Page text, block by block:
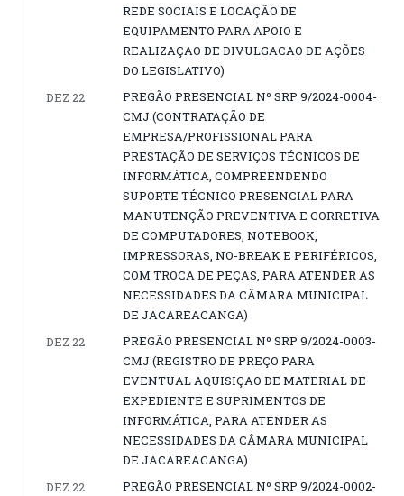
REDE SOCIAIS E LOCAÇÃO DE
EQUIPAMENTO PARA APOIO E
REALIZAÇAO DE DIVULGACAO DE AÇÕES
DO LEGISLATIVO)
DEZ 22
PREGÃO PRESENCIAL Nº SRP 9/2024-0004-
CMJ (CONTRATAÇÃO DE
EMPRESA/PROFISSIONAL PARA
PRESTAÇÃO DE SERVIÇOS TÉCNICOS DE
INFORMÁTICA, COMPREENDENDO
SUPORTE TÉCNICO PRESENCIAL PARA
MANUTENÇÃO PREVENTIVA E CORRETIVA
DE COMPUTADORES, NOTEBOOK,
IMPRESSORAS, NO-BREAK E PERIFÉRICOS,
COM TROCA DE PEÇAS, PARA ATENDER AS
NECESSIDADES DA CÂMARA MUNICIPAL
DE JACAREACANGA)
DEZ 22
PREGÃO PRESENCIAL Nº SRP 9/2024-0003-
CMJ (REGISTRO DE PREÇO PARA
EVENTUAL AQUISIÇAO DE MATERIAL DE
EXPEDIENTE E SUPRIMENTOS DE
INFORMÁTICA, PARA ATENDER AS
NECESSIDADES DA CÂMARA MUNICIPAL
DE JACAREACANGA)
DEZ 22
PREGÃO PRESENCIAL Nº SRP 9/2024-0002-